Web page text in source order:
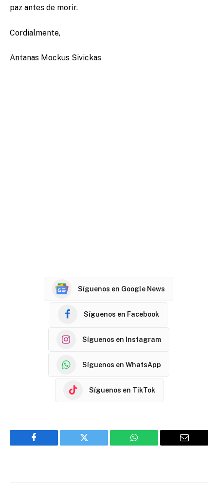
paz antes de morir.
Cordialmente,
Antanas Mockus Sivickas
Síguenos en Google News
Síguenos en Facebook
Síguenos en Instagram
Síguenos en WhatsApp
Síguenos en TikTok
Facebook Twitter WhatsApp Email